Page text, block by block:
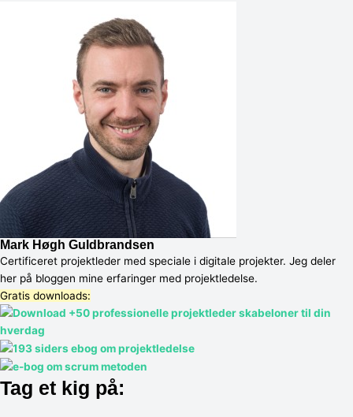
Mark Høgh Guldbrandsen
Certificeret projektleder med speciale i digitale projekter. Jeg deler
her på bloggen mine erfaringer med projektledelse.
Gratis downloads:​
Tag et kig på: